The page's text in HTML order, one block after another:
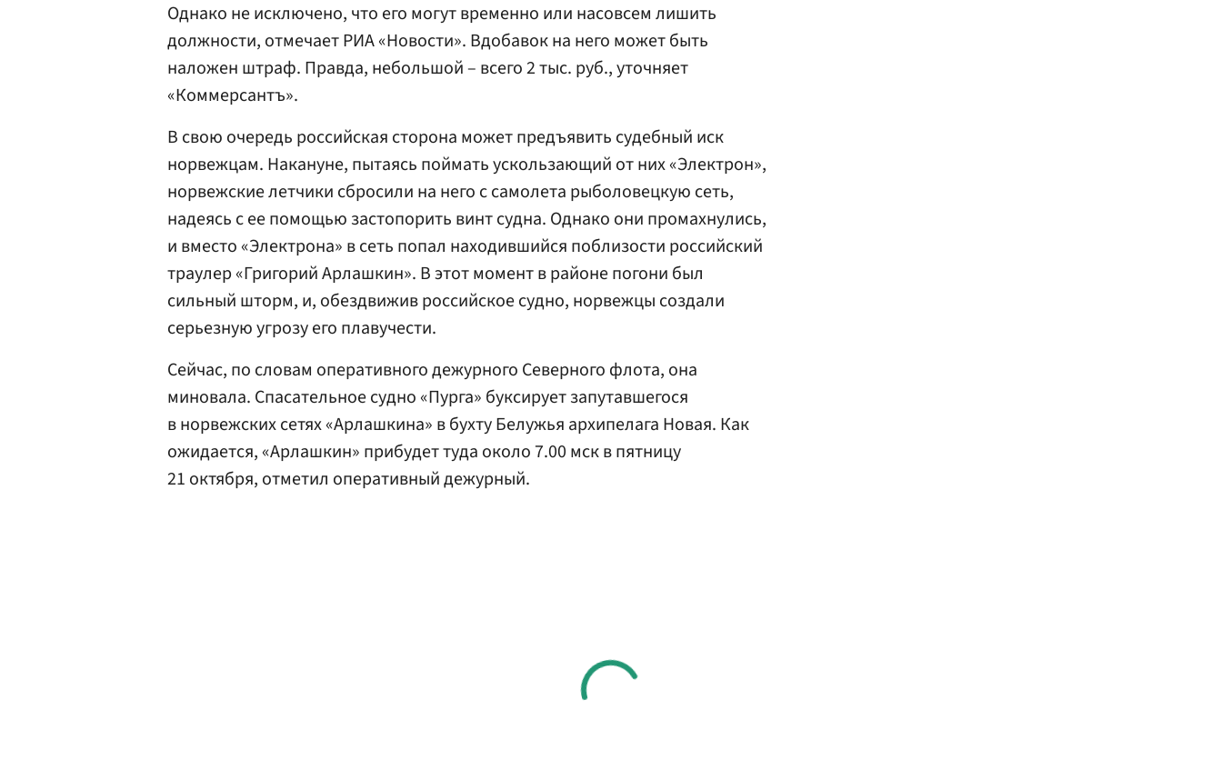
Однако не исключено, что его могут временно или насовсем лишить
должности, отмечает РИА «Новости». Вдобавок на него может быть
наложен штраф. Правда, небольшой – всего 2 тыс. руб., уточняет
«Коммерсантъ».
В свою очередь российская сторона может предъявить судебный иск
норвежцам. Накануне, пытаясь поймать ускользающий от них «Электрон»,
норвежские летчики сбросили на него с самолета рыболовецкую сеть,
надеясь с ее помощью застопорить винт судна. Однако они промахнулись,
и вместо «Электрона» в сеть попал находившийся поблизости российский
траулер «Григорий Арлашкин». В этот момент в районе погони был
сильный шторм, и, обездвижив российское судно, норвежцы создали
серьезную угрозу его плавучести.
Сейчас, по словам оперативного дежурного Северного флота, она
миновала. Спасательное судно «Пурга» буксирует запутавшегося
в норвежских сетях «Арлашкина» в бухту Белужья архипелага Новая. Как
ожидается, «Арлашкин» прибудет туда около 7.00 мск в пятницу
21 октября, отметил оперативный дежурный.